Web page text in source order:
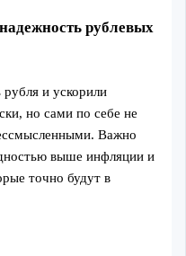
рублевых
рубля и ускорили
но сами по себе не
Важно
выше инфляции и
точно будут в